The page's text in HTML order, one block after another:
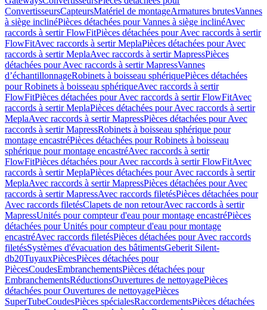
ConvertisseursCapteursMatériel de montageArmatures brutesVannes
à siège inclinéPièces détachées pour Vannes à siège inclinéAvec
raccords à sertir FlowFitPièces détachées pour Avec raccords à sertir
FlowFitAvec raccords à sertir MeplaPièces détachées pour Avec
raccords à sertir MeplaAvec raccords à sertir MapressPièces
détachées pour Avec raccords à sertir MapressVannes
d’échantillonnageRobinets à boisseau sphériquePièces détachées
pour Robinets à boisseau sphériqueAvec raccords à sertir
FlowFitPièces détachées pour Avec raccords à sertir FlowFitAvec
raccords à sertir MeplaPièces détachées pour Avec raccords à sertir
MeplaAvec raccords à sertir MapressPièces détachées pour Avec
raccords à sertir MapressRobinets à boisseau sphérique pour
montage encastréPièces détachées pour Robinets à boisseau
sphérique pour montage encastréAvec raccords à sertir
FlowFitPièces détachées pour Avec raccords à sertir FlowFitAvec
raccords à sertir MeplaPièces détachées pour Avec raccords à sertir
MeplaAvec raccords à sertir MapressPièces détachées pour Avec
raccords à sertir MapressAvec raccords filetésPièces détachées pour
Avec raccords filetésClapets de non retourAvec raccords à sertir
MapressUnités pour compteur d'eau pour montage encastréPièces
détachées pour Unités pour compteur d'eau pour montage
encastréAvec raccords filetésPièces détachées pour Avec raccords
filetésSystèmes d'évacuation des bâtimentsGeberit Silent-
db20TuyauxPiècesPièces détachées pour
PiècesCoudesEmbranchementsPièces détachées pour
EmbranchementsRéductionsOuvertures de nettoyagePièces
détachées pour Ouvertures de nettoyagePièces
SuperTubeCoudesPièces spécialesRaccordementsPièces détachées